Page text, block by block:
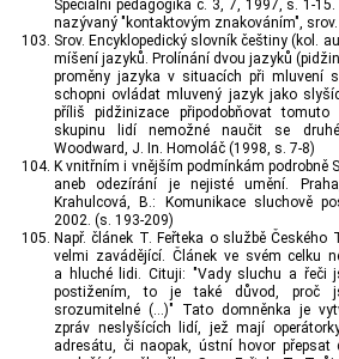
Speciální pedagogika č. 3, 7, 1997, s. 1-
nazývaný "kontaktovým znakováním", srov.
Srov. Encyklopedický slovník češtiny (kol.
míšení jazyků. Prolínání dvou jazyků
proměny jazyka v situacích při mluvení
schopni ovládat mluvený jazyk jako
příliš pidžinizace připodobňovat
skupinu lidí nemožné naučit se
Woodward, J. In. Homoláč (1998, s. 7-8)
K vnitřním i vnějším podmínkám podrobně
aneb odezírání je nejisté umění.
Krahulcová, B.: Komunikace sluchově
2002. (s. 193-209)
Např. článek T. Feřteka o službě
velmi zavádějící. Článek ve svém celku
a hluché lidi. Cituji: "Vady sluchu a řeči
postižením, to je také důvod, proč
srozumitelné (...)" Tato domněnka je
zpráv neslyšících lidí, jež mají
adresátu, či naopak, ústní hovor přepsat